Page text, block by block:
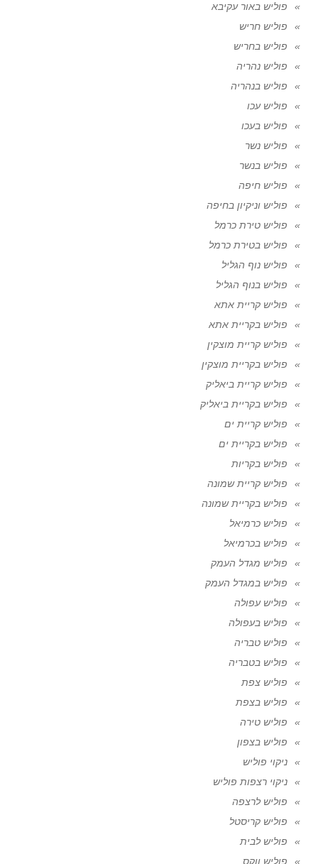
פוליש באור עקיבא
פוליש חריש
פוליש בחריש
פוליש נהריה
פוליש בנהריה
פוליש עכו
פוליש בעכו
פוליש נשר
פוליש בנשר
פוליש חיפה
פוליש וניקיון בחיפה
פוליש טירת כרמל
פוליש בטירת כרמל
פוליש נוף הגליל
פוליש בנוף הגליל
פוליש קריית אתא
פוליש בקריית אתא
פוליש קריית מוצקין
פוליש בקריית מוצקין
פוליש קריית ביאליק
פוליש בקריית ביאליק
פוליש קריית ים
פוליש בקריית ים
פוליש בקריות
פוליש קריית שמונה
פוליש בקריית שמונה
פוליש כרמיאל
פוליש בכרמיאל
פוליש מגדל העמק
פוליש במגדל העמק
פוליש עפולה
פוליש בעפולה
פוליש טבריה
פוליש בטבריה
פוליש צפת
פוליש בצפת
פוליש טירה
פוליש בצפון
ניקוי פוליש
ניקוי רצפות פוליש
פוליש לרצפה
פוליש קריסטל
פוליש לבית
פוליש ווקס